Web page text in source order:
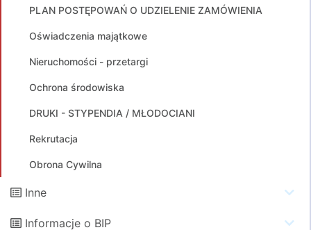
PLAN POSTĘPOWAŃ O UDZIELENIE ZAMÓWIENIA
Oświadczenia majątkowe
Nieruchomości - przetargi
Ochrona środowiska
DRUKI - STYPENDIA / MŁODOCIANI
Rekrutacja
Obrona Cywilna
Inne
Informacje o BIP